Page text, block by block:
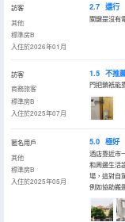
訪客
其他
標準房B
入住於2026年01月
2.7 還行
關鍵是沒有
訪客
商務旅客
標準房B
入住於2025年07月
1.5 不推
門把鎖衹能
匿名用戶
其他
標準房B
入住於2025年05月
5.0 極好
酒店靠近市
和周邊生活
場，這對自
例如協助搬